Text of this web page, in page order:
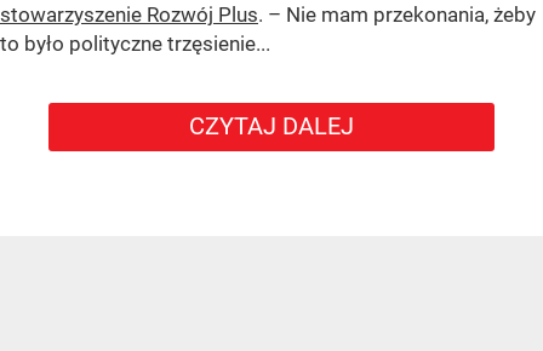
stowarzyszenie Rozwój Plus. – Nie mam przekonania, żeby
to było polityczne trzęsienie...
CZYTAJ DALEJ